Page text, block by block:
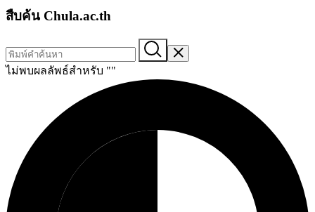
สืบค้น Chula.ac.th
ไม่พบผลลัพธ์สำหรับ ""